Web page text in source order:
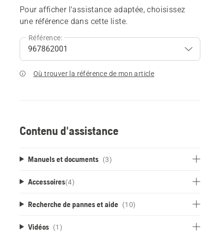
Pour afficher l'assistance adaptée, choisissez
une référence dans cette liste.
Référence:
Où trouver la référence de mon article
Contenu d'assistance
Manuels et documents (3)
Accessoires(4)
Recherche de pannes et aide (10)
Vidéos (1)